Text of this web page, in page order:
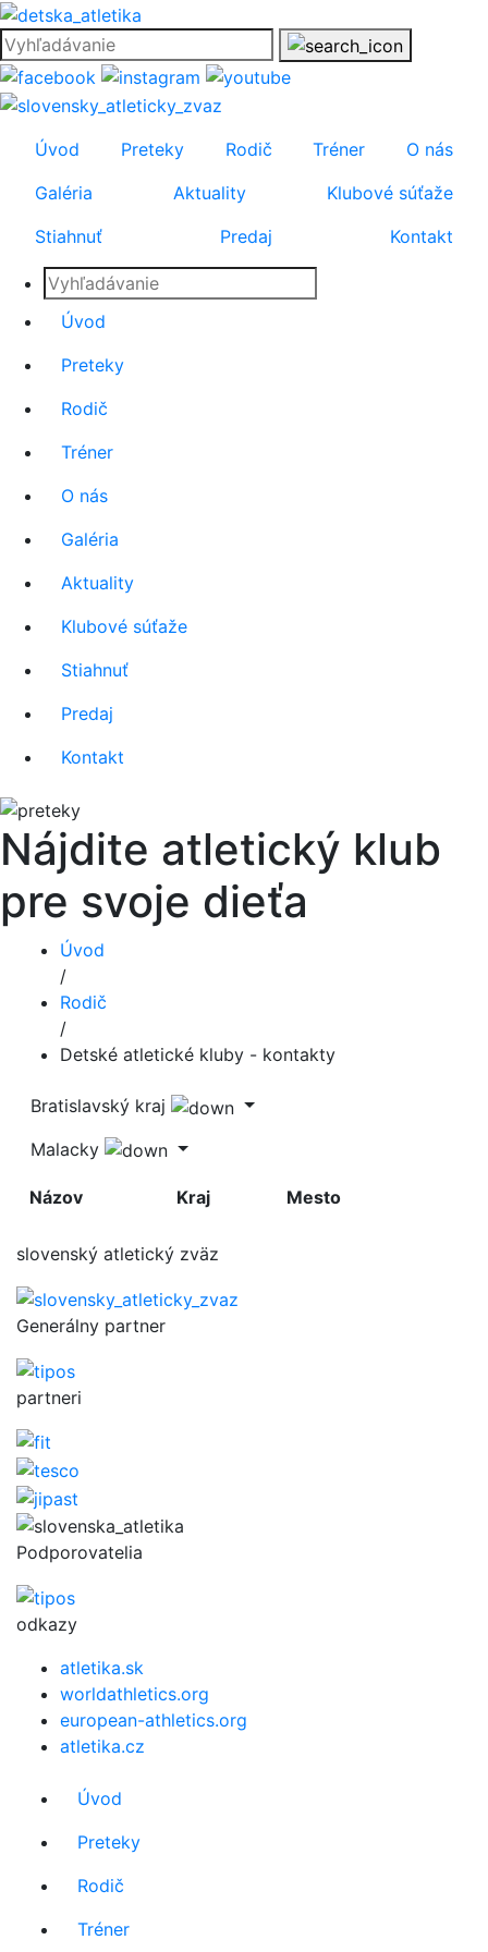
Úvod Preteky Rodič Tréner
O nás
Galéria
Aktuality
Klubové súťaže
Stiahnuť
Predaj Kontakt
Úvod
Preteky
Rodič
Tréner
O nás
Galéria
Aktuality
Klubové súťaže
Stiahnuť
Predaj
Kontakt
Nájdite atletický klub
pre svoje dieťa
Úvod
/
Rodič
/
Detské atletické kluby - kontakty
Bratislavský kraj
Malacky
Názov Kraj Mesto
slovenský atletický zväz
Generálny partner
partneri
Podporovatelia
odkazy
atletika.sk
worldathletics.org
european-athletics.org
atletika.cz
Úvod
Preteky
Rodič
Tréner